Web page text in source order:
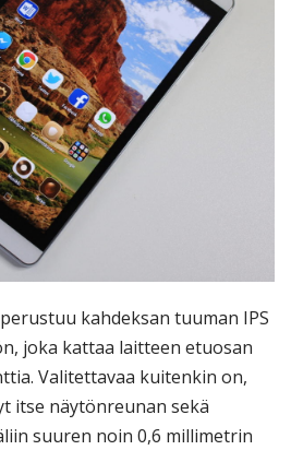
kahdeksan tuuman IPS
joka kattaa laitteen etuosan
Valitettavaa kuitenkin on,
itse näytönreunan sekä
suuren noin 0,6 millimetrin